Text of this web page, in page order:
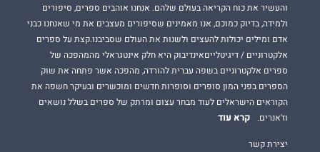
והעשיר את כוח הקריאה בעולם שלהם. אנחנו אוהבים ספרים, סיפורים
ולמידה, בדיוק כמוכם, אנו מאמינים שסיפורים מעצבים את מי שאנחנו כבני
אדם ומילים יכולות להעצים ולשנות את העולם שסביבנו.קצת על ספרים
אלקטרוניים / דיגיטלייםאינדיבוק היא חלק אינטגראלי מהמהפכה של
ספרים אלקטרוניים בשפה עברית להורדה, מהפכה אשר פתחה את שוק
הספרים בפני המון סופרים וסופרות חדשים ומוכשרים ובעיקר חשפה את
הקוראים הישראלים לעוד מבחר עצום ומרתק של ספרים בשלל נושאים
וז'אנרים.
קרא עוד
יצירת קשר